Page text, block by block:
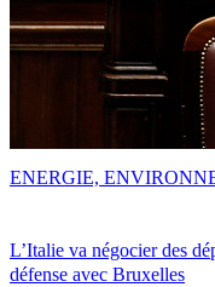
L’Italie va négocier des
défense avec Bruxelles
ENERGIE,